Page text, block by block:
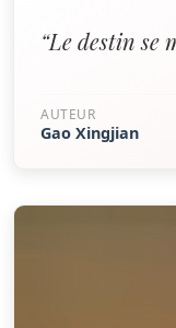
“Le destin se
AUTEUR
Gao Xingjian